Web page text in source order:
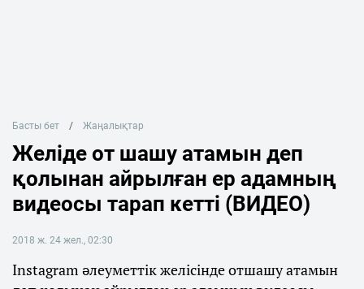
Басты бет Жаңалықтар
Желіде от шашу атамын деп
қолынан айрылған ер адамның
видеосы тарап кетті (ВИДЕО)
2018 ж. 24 жел., 02:30
Instagram әлеуметтік желісінде отшашу атамын